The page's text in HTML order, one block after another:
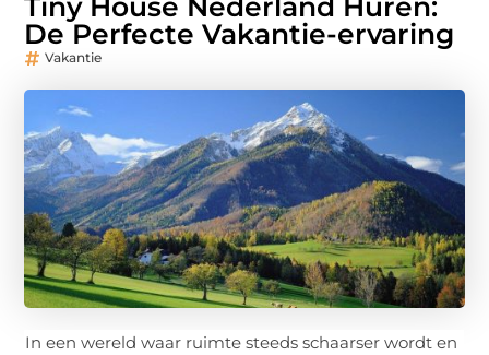
Tiny House Nederland Huren:
De Perfecte Vakantie-ervaring
Vakantie
In een wereld waar ruimte steeds schaarser wordt en